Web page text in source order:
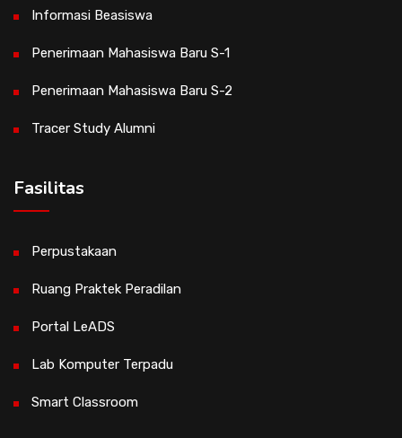
Informasi Beasiswa
Penerimaan Mahasiswa Baru S-1
Penerimaan Mahasiswa Baru S-2
Tracer Study Alumni
Fasilitas
Perpustakaan
Ruang Praktek Peradilan
Portal LeADS
Lab Komputer Terpadu
Smart Classroom